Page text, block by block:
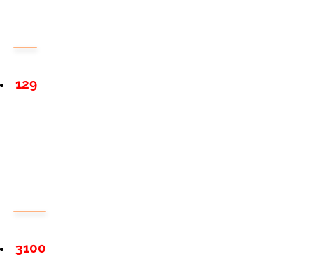
129
3100